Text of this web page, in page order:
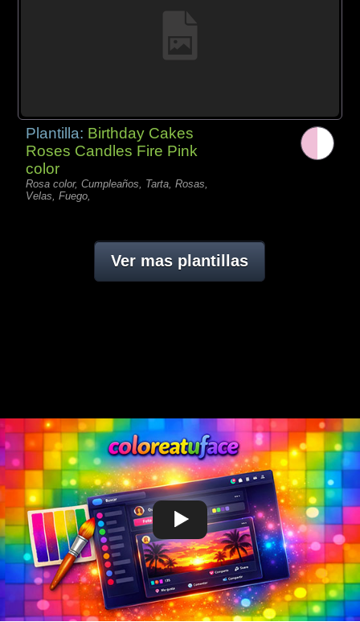
Plantilla: Birthday Cakes
Roses Candles Fire Pink
color
Rosa color, Cumpleaños, Tarta, Rosas,
Velas, Fuego,
Ver mas plantillas